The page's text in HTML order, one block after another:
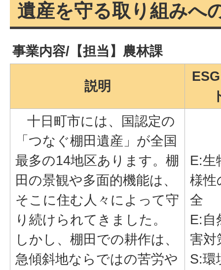
遺産を守る取り組みへ
事業内容/【担当】農林課
説明
十日町市には、国認定の
「つなぐ棚田遺産」が全国
最多の14地区あります。棚
田の景観や多面的機能は、
そこに住む人々によって守
り続けられてきました。
しかし、棚田での耕作は、
急傾斜地ならではの苦労や
E:生
様性
全
E:自
害対
S:環